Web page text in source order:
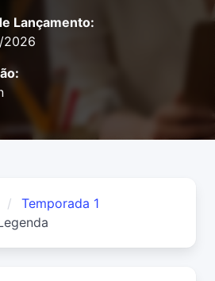
Lançamento:
2026
Temporada 1